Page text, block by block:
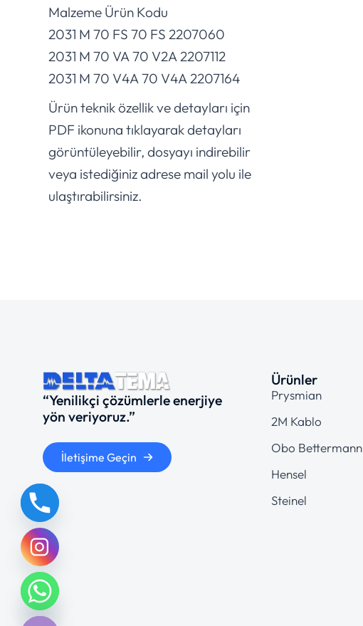
Malzeme Ürün Kodu
2031 M 70 FS 70 FS 2207060
2031 M 70 VA 70 V2A 2207112
2031 M 70 V4A 70 V4A 2207164
Ürün teknik özellik ve detayları için
PDF ikonuna tıklayarak detayları
görüntüleyebilir, dosyayı indirebilir
veya istediğiniz adrese mail yolu ile
ulaştırabilirsiniz.
“Yenilikçi çözümlerle enerjiye
yön veriyoruz.”
İletişime Geçin
Ürünler
Prysmian
2M Kablo
Obo Bettermann
Hensel
Steinel
Hide
chaty